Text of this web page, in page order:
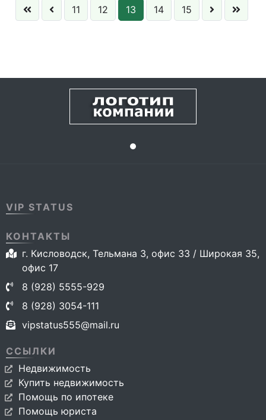
11 12 13 14 15
VIP STATUS
КОНТАКТЫ
г. Кисловодск, Тельмана 3, офис 33 / Широкая 35,
офис 17
8 (928) 5555-929
8 (928) 3054-111
vipstatus555@mail.ru
ССЫЛКИ
Недвижимость
Купить недвижимость
Помощь по ипотеке
Помощь юриста